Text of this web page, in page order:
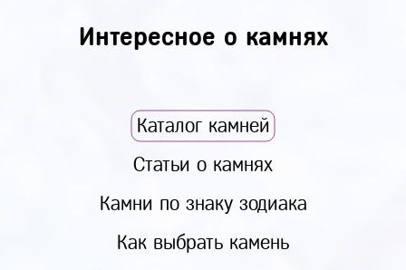
Интересное о камнях
Каталог камней
Статьи о камнях
Камни по знаку зодиака
Как выбрать камень